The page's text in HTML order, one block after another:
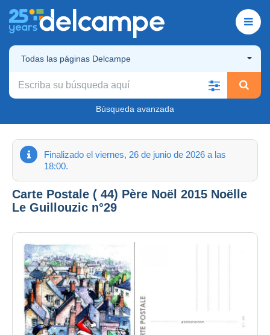
Todas las páginas Delcampe
Búsqueda avanzada
Finalizado el viernes, 26 de junio de 2026 a las
18:00.
Carte Postale ( 44) Père Noël 2015 Noëlle
Le Guillouzic n°29